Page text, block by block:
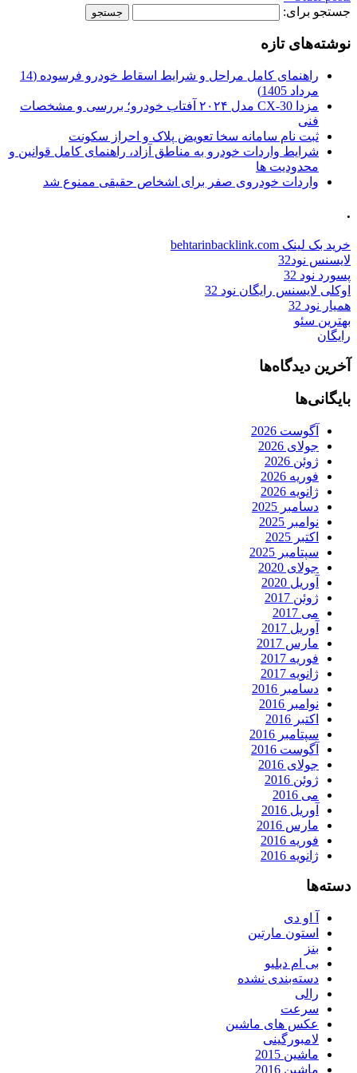
جستجو برای:
نوشته‌های تازه
راهنمای کامل مراحل و شرایط اسقاط خودرو فرسوده (14
مرداد 1405)
مزدا CX-30 مدل ۲۰۲۴ آفتاب خودرو؛ بررسی و مشخصات
فنی
ثبت نام سامانه سخا تعویض پلاک و احراز سکونت
شرایط واردات خودرو به مناطق آزاد، راهنمای کامل قوانین و
محدودیت ها
واردات خودروی صفر برای اشخاص حقیقی ممنوع شد
.
خرید بک لینک behtarinbacklink.com
لایسنس نود32
پسورد نود 32
اوکلی لایسنس رایگان نود 32
همیار نود 32
بهترین سئو
رایگان
آخرین دیدگاه‌ها
بایگانی‌ها
آگوست 2026
جولای 2026
ژوئن 2026
فوریه 2026
ژانویه 2026
دسامبر 2025
نوامبر 2025
اکتبر 2025
سپتامبر 2025
جولای 2020
آوریل 2020
ژوئن 2017
می 2017
آوریل 2017
مارس 2017
فوریه 2017
ژانویه 2017
دسامبر 2016
نوامبر 2016
اکتبر 2016
سپتامبر 2016
آگوست 2016
جولای 2016
ژوئن 2016
می 2016
آوریل 2016
مارس 2016
فوریه 2016
ژانویه 2016
دسته‌ها
آ او دی
استون مارتین
بنز
بی ام دبلیو
دسته‌بندی نشده
رالی
سرعت
عکس های ماشین
لامبورگینی
ماشین 2015
ماشین 2016